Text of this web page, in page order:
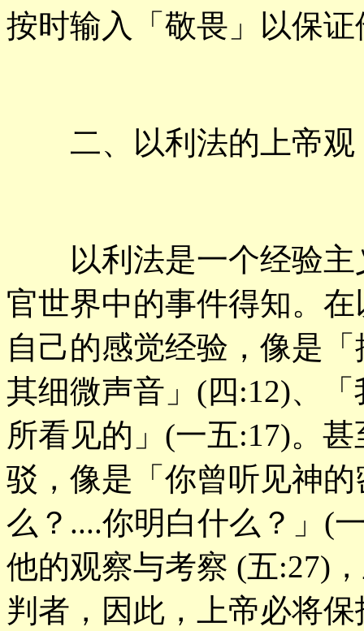
按时输入「敬畏」以保
二、以利法的上帝观
以利法是一个经验主
官世界中的事件得知。
自己的感觉经验，像是
其细微声音」(四:12)、
所看见的」(一五:17)。
驳，像是「你曾听见神
么？....你明白什么？」(
他的观察与考察 (五:27)
判者，因此，上帝必将